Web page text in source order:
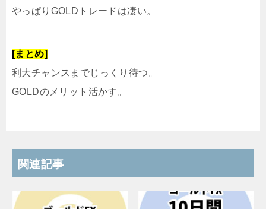
やっぱりGOLDトレードは凄い。
[まとめ]
利大チャンスまでじっくり待つ。
GOLDのメリット活かす。
関連記事